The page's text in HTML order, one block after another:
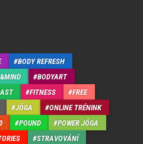
BODY REFRESH
BODYART
FITNESS
FREE
JÓGA
ONLINE TRÉNINK
POUND
POWER JÓGA
STRAVOVÁNÍ